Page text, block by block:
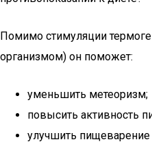
Помимо стимуляции
организмом) он поможет:
уменьшить метеоризм;
повысить активность
улучшить